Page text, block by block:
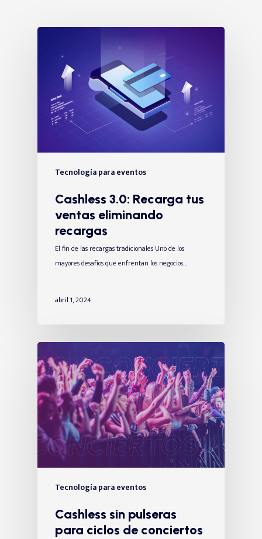
Tecnología para eventos
Cashless 3.0: Recarga tus
ventas eliminando
recargas
El fin de las recargas tradicionales Uno de los
mayores desafíos que enfrentan los negocios…
abril 1, 2024
Tecnología para eventos
Cashless sin pulseras
para ciclos de conciertos